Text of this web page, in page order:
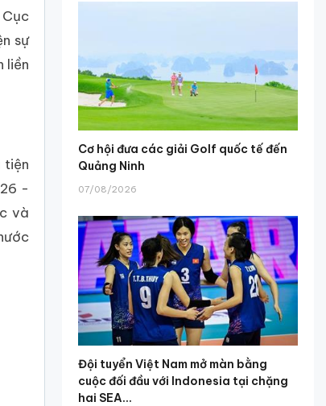
Cục
sự
liền
tiện
-
và
Cơ hội đưa các giải Golf quốc tế đến
Quảng Ninh
07/08/2026
Đội tuyển Việt Nam mở màn bằng
cuộc đối đầu với Indonesia tại chặng
hai SEA...